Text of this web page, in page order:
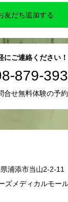
友だち追加する
にご連絡ください！
879-
合せ無料体験の予
浦添市当山2-2-11
ズメディカルモー